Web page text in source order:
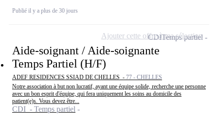
Publié il y a plus de 30 jours
Aide-soignant / Aide-soignante
Temps Partiel (H/F)
ADEF RESIDENCES SSIAD DE CHELLES - 77 - CHELLES
Notre association à but non lucratif, ayant une équipe solide, recherche une personne
avec un bon esprit d'équipe, qui fera uniquement les soins au domicile des
patient(e)s. Vous devez être...
CDI - Temps partiel
CDITemps partiel
Ajouter cette offre à ma sélection